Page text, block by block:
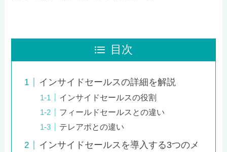
目次
インサイドセールスの詳細を解説
インサイドセールスの役割
フィールドセールスとの違い
テレアポとの違い
インサイドセールスを導入する3つのメ